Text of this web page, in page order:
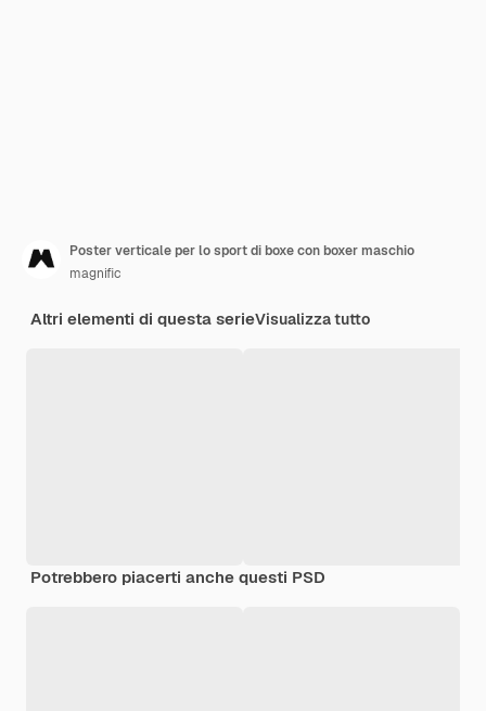
Poster verticale per lo sport di boxe con boxer maschio
magnific
Altri elementi di questa serieVisualizza tutto
Potrebbero piacerti anche questi PSD